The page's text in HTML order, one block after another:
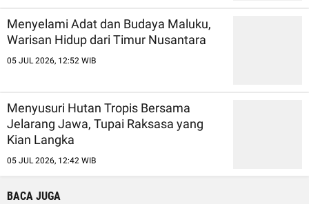
Menyelami Adat dan Budaya Maluku,
Warisan Hidup dari Timur Nusantara
05 JUL 2026, 12:52 WIB
Menyusuri Hutan Tropis Bersama
Jelarang Jawa, Tupai Raksasa yang
Kian Langka
05 JUL 2026, 12:42 WIB
BACA JUGA